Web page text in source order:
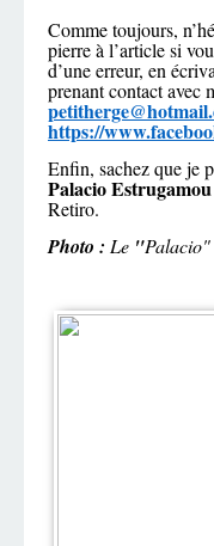
Comme toujours,
pierre à l’article si
d’une erreur, en
prenant contact avec
https://
Enfin, sachez que je
Palacio
Retiro.
Photo : Le "Palacio"